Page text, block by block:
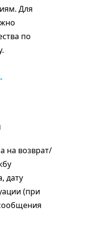
Для
по
на возврат/
дату
(при